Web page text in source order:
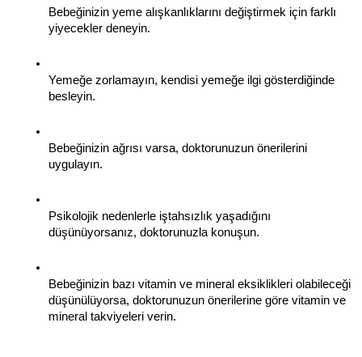
Bebeğinizin yeme alışkanlıklarını değiştirmek için farklı
yiyecekler deneyin.
Yemeğe zorlamayın, kendisi yemeğe ilgi gösterdiğinde
besleyin.
Bebeğinizin ağrısı varsa, doktorunuzun önerilerini
uygulayın.
Psikolojik nedenlerle iştahsızlık yaşadığını
düşünüyorsanız, doktorunuzla konuşun.
Bebeğinizin bazı vitamin ve mineral eksiklikleri olabileceği
düşünülüyorsa, doktorunuzun önerilerine göre vitamin ve
mineral takviyeleri verin.